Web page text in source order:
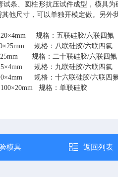
条、圆柱形抗压试件成型，模具
其他尺寸，可以单独开模定做。另外
规格：五联硅胶/六联四氟
规格：八联硅胶/六联四氟
规格：二十联硅胶/六联四氟
规格：九联硅胶/六联四氟
规格：十六联硅胶/六联四
规格：单联硅胶
模具 返回列表